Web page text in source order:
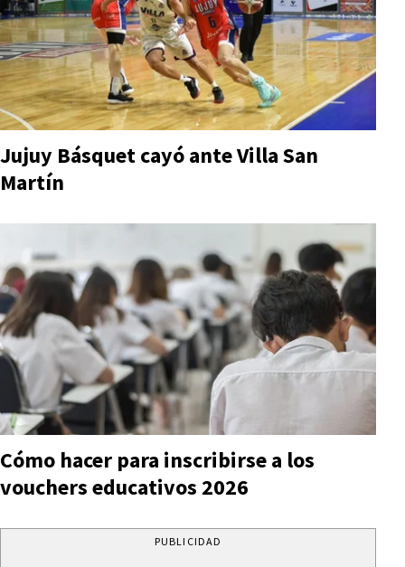
Jujuy Básquet cayó ante Villa San
Martín
Cómo hacer para inscribirse a los
vouchers educativos 2026
PUBLICIDAD